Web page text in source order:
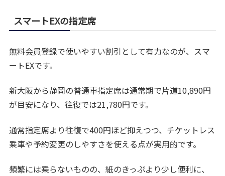
スマートEXの指定席
無料会員登録で使いやすい割引として有力なのが、スマ
ートEXです。
新大阪から静岡の普通車指定席は通常期で片道10,890円
が目安になり、往復では21,780円です。
通常指定席より往復で400円ほど抑えつつ、チケットレス
乗車や予約変更のしやすさを使える点が実用的です。
頻繁には乗らないものの、紙のきっぷより少し便利に、